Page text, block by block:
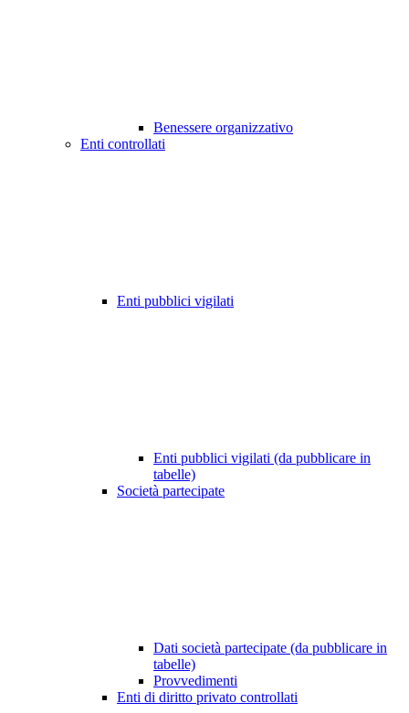
Benessere organizzativo
Enti controllati
Enti pubblici vigilati
Enti pubblici vigilati (da pubblicare in
tabelle)
Società partecipate
Dati società partecipate (da pubblicare in
tabelle)
Provvedimenti
Enti di diritto privato controllati